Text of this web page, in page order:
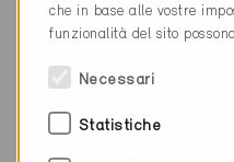
Luogo
Cantone
Sito web
che in base alle vostre
funzionalità del sito
Necessari
Statistiche